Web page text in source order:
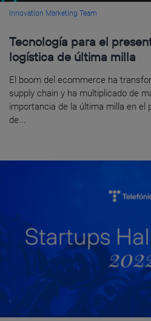
Innovation Marketing Team
Tecnología para el
logística de última milla
El boom del ecommerce ha
supply chain y ha multiplicado de
importancia de la última milla en el
de...